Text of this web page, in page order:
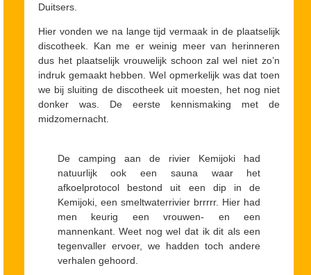
Duitsers.
Hier vonden we na lange tijd vermaak in de plaatselijk
discotheek. Kan me er weinig meer van herinneren
dus het plaatselijk vrouwelijk schoon zal wel niet zo’n
indruk gemaakt hebben. Wel opmerkelijk was dat toen
we bij sluiting de discotheek uit moesten, het nog niet
donker was. De eerste kennismaking met de
midzomernacht.
De camping aan de rivier Kemijoki had
natuurlijk ook een sauna waar het
afkoelprotocol bestond uit een dip in de
Kemijoki, een smeltwaterrivier brrrrr. Hier had
men keurig een vrouwen- en een
mannenkant. Weet nog wel dat ik dit als een
tegenvaller ervoer, we hadden toch andere
verhalen gehoord.